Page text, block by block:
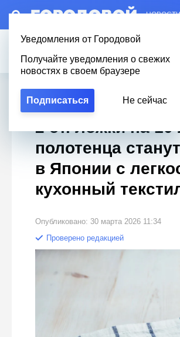
–
Уведомления от Городовой
Получайте уведомления о свежих
новостях в своем браузере
Подписаться Не сейчас
Городовой 2 ст. ложки на 10 л.
2 ст. ложки на
полотенца
в Японии с
кухонный
Опубликовано: 30 марта 2026 11:34
Проверено редакцией